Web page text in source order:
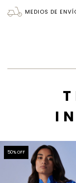
MEDIOS DE
50% OFF